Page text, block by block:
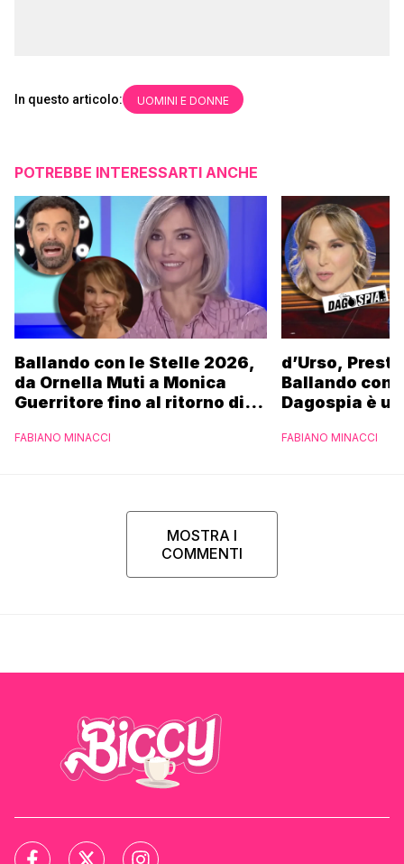
In questo articolo: UOMINI E DONNE
POTREBBE INTERESSARTI ANCHE
Ballando con le Stelle 2026,
da Ornella Muti a Monica
Guerritore fino al ritorno di
l’esclusiva di Gabriele
FABIANO MINACCI
d’Urso,
Ballando con
Dagospia è
FABIANO MINACCI
MOSTRA I
COMMENTI